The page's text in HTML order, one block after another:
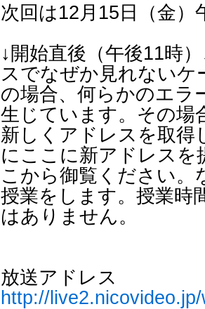
次回は12月15日（金）
↓開始直後（午後11時
スでなぜか見れないケ
の場合、何らかのエラ
生じています。その場
新しくアドレスを取得
にここに新アドレスを
こから御覧ください。
授業をします。授業時
はありません。
放送アドレス
http://